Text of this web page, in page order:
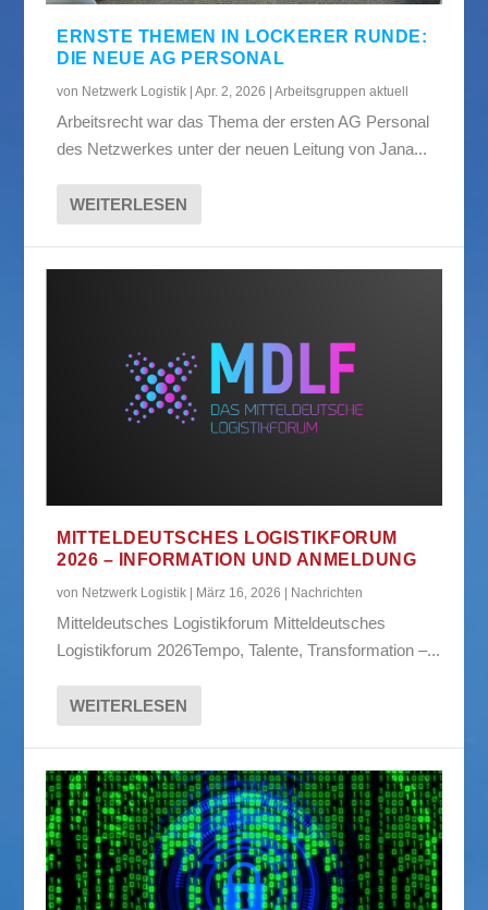
ERNSTE THEMEN IN LOCKERER RUNDE:
DIE NEUE AG PERSONAL
von Netzwerk Logistik |Apr. 2, 2026 |Arbeitsgruppen aktuell
Arbeitsrecht war das Thema der ersten AG Personal
des Netzwerkes unter der neuen Leitung von Jana...
WEITERLESEN
MITTELDEUTSCHES LOGISTIKFORUM
2026 – INFORMATION UND ANMELDUNG
von Netzwerk Logistik März 16, 2026 Nachrichten
Mitteldeutsches Logistikforum Mitteldeutsches
Logistikforum 2026Tempo, Talente, Transformation –...
WEITERLESEN